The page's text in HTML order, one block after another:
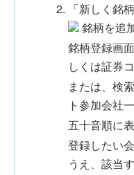
「新しく銘
銘柄を追
銘柄登録画
しくは証券
または、検
ト参加会社
五十音順に
登録したい
うえ、該当